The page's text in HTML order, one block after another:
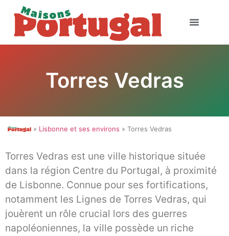
Torres Vedras
» Lisbonne et ses environs » Torres Vedras
Torres Vedras est une ville historique située
dans la région Centre du Portugal, à proximité
de Lisbonne. Connue pour ses fortifications,
notamment les Lignes de Torres Vedras, qui
jouèrent un rôle crucial lors des guerres
napoléoniennes, la ville possède un riche